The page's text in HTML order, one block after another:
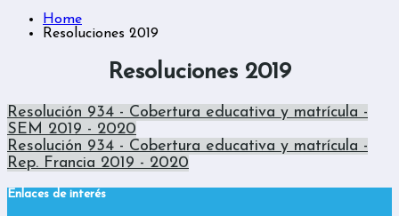
Home
Resoluciones 2019
Resoluciones 2019
Resolución 934 - Cobertura educativa y matrícula -
SEM 2019 - 2020
Resolución 934 - Cobertura educativa y matrícula -
Rep. Francia 2019 - 2020
Enlaces de interés